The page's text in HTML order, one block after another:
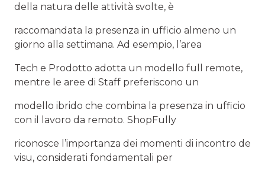
della natura delle attività svolte, è
raccomandata la presenza in ufficio almeno un
giorno alla settimana. Ad esempio, l’area
Tech e Prodotto adotta un modello full remote,
mentre le aree di Staff preferiscono un
modello ibrido che combina la presenza in ufficio
con il lavoro da remoto. ShopFully
riconosce l’importanza dei momenti di incontro de
visu, considerati fondamentali per